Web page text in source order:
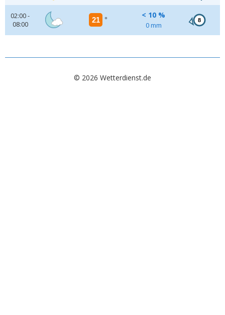
02:00 -
08:00
21 °
< 10 %
0 mm
8
© 2026 Wetterdienst.de